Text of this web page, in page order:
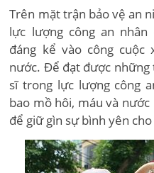
Trên mặt trận bảo vệ an
lực lượng công an
đáng kể vào công
nước. Để đạt được những
sĩ trong lực lượng công
bao mồ hôi, máu và
để giữ gìn sự bình yên